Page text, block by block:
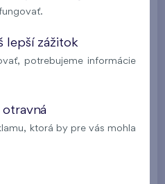
lepší zážitok
potrebujeme informácie
ktorá by pre vás mohla